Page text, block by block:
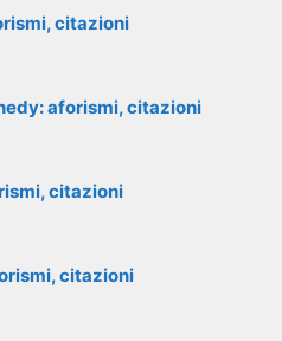
citazioni
aforismi, citazioni
citazioni
citazioni